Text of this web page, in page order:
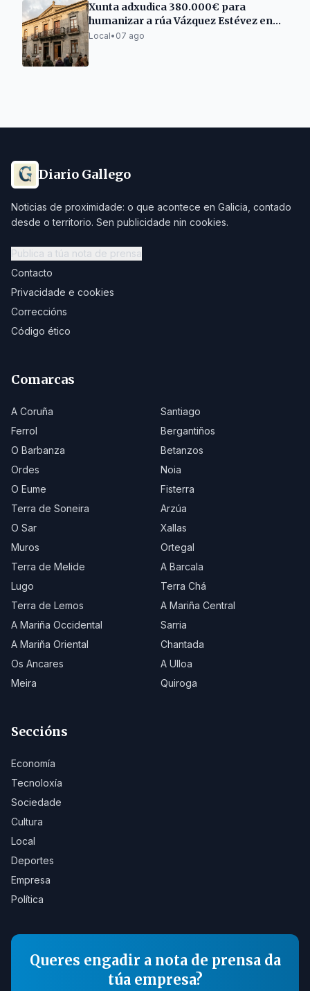
Xunta adxudica 380.000€ para
humanizar a rúa Vázquez Estévez en
Arbo
Local• 07 ago
Diario Gallego
Noticias de proximidade: o que acontece en Galicia, contado
desde o territorio. Sen publicidade nin cookies.
Publica a túa nota de prensa
Contacto
Privacidade e cookies
Correccións
Código ético
Comarcas
A Coruña
Santiago
Ferrol
Bergantiños
O Barbanza
Betanzos
Ordes
Noia
O Eume
Fisterra
Terra de Soneira
Arzúa
O Sar
Xallas
Muros
Ortegal
Terra de Melide
A Barcala
Lugo
Terra Chá
Terra de Lemos
A Mariña Central
A Mariña Occidental
Sarria
A Mariña Oriental
Chantada
Os Ancares
A Ulloa
Meira
Quiroga
Seccións
Economía
Tecnoloxía
Sociedade
Cultura
Local
Deportes
Empresa
Política
Queres engadir a nota de prensa da
túa empresa?